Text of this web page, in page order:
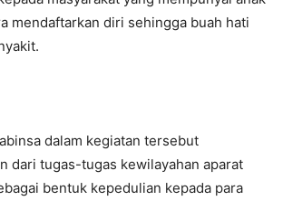
mendaftarkan diri sehingga buah hati
dalam kegiatan tersebut
dari tugas-tugas kewilayahan aparat
bentuk kepedulian kepada para